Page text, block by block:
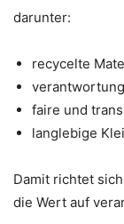
darunter:
recycelte
faire und
langlebige
Damit richtet
die Wert auf